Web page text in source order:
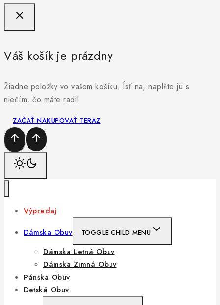
Váš košík je prázdny
Žiadne položky vo vašom košíku. Ísť na, naplňte ju s
niečím, čo máte radi!
ZAČAŤ NAKUPOVAŤ TERAZ
Výpredaj
Dámska Obuv
TOGGLE CHILD MENU
Dámska Letná Obuv
Dámska Zimná Obuv
Pánska Obuv
Detská Obuv